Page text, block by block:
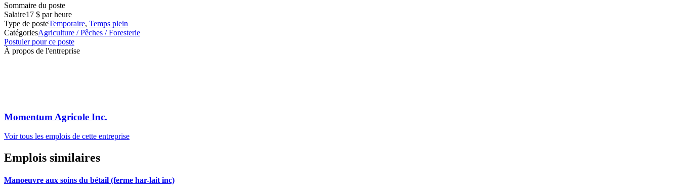
Sommaire du poste
Salaire17 $ par heure
Type de posteTemporaire, Temps plein
CatégoriesAgriculture / Pêches / Foresterie
Postuler pour ce poste
À propos de l'entreprise
Momentum Agricole Inc.
Voir tous les emplois de cette entreprise
Emplois similaires
Manoeuvre aux soins du bétail (ferme har-lait inc)